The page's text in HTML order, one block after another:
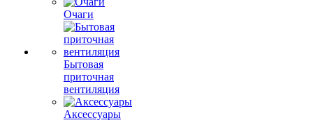
Очаги
Бытовая
приточная
вентиляция
Аксессуары